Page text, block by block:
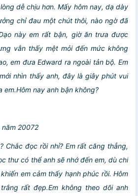
dễ chịu hơn. Mấy hôm nay, dạ dày
chỉ đau một chút thôi, nào ngờ đã
này em rất bận, giờ ăn trưa được
vẫn thấy mệt mỏi đến mức không
em đưa Edward ra ngoài tản bộ. Em
nhìn thấy anh, đây là giây phút vui
em.Hôm nay anh bận không?
năm 20072
Chắc đọc rồi nhỉ? Em rất căng thẳng,
thư có thể anh sẽ nhớ đến em, dù chỉ
em cảm thấy hạnh phúc rồi. Hôm
rất đẹp.Em không theo dõi anh